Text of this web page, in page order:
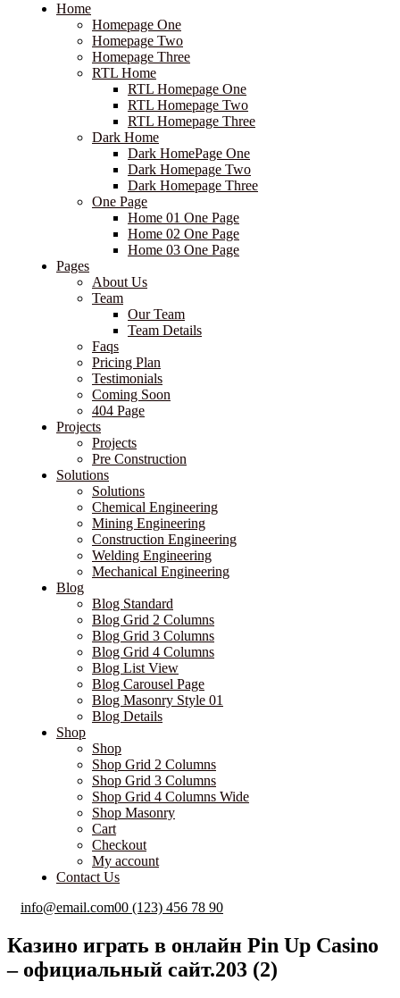
Home
Homepage One
Homepage Two
Homepage Three
RTL Home
RTL Homepage One
RTL Homepage Two
RTL Homepage Three
Dark Home
Dark HomePage One
Dark Homepage Two
Dark Homepage Three
One Page
Home 01 One Page
Home 02 One Page
Home 03 One Page
Pages
About Us
Team
Our Team
Team Details
Faqs
Pricing Plan
Testimonials
Coming Soon
404 Page
Projects
Projects
Pre Construction
Solutions
Solutions
Chemical Engineering
Mining Engineering
Construction Engineering
Welding Engineering
Mechanical Engineering
Blog
Blog Standard
Blog Grid 2 Columns
Blog Grid 3 Columns
Blog Grid 4 Columns
Blog List View
Blog Carousel Page
Blog Masonry Style 01
Blog Details
Shop
Shop
Shop Grid 2 Columns
Shop Grid 3 Columns
Shop Grid 4 Columns Wide
Shop Masonry
Cart
Checkout
My account
Contact Us
info@email.com00 (123) 456 78 90
Казино играть в онлайн Pin Up Casino
– официальный сайт.203 (2)